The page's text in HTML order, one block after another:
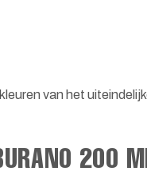
van het
200